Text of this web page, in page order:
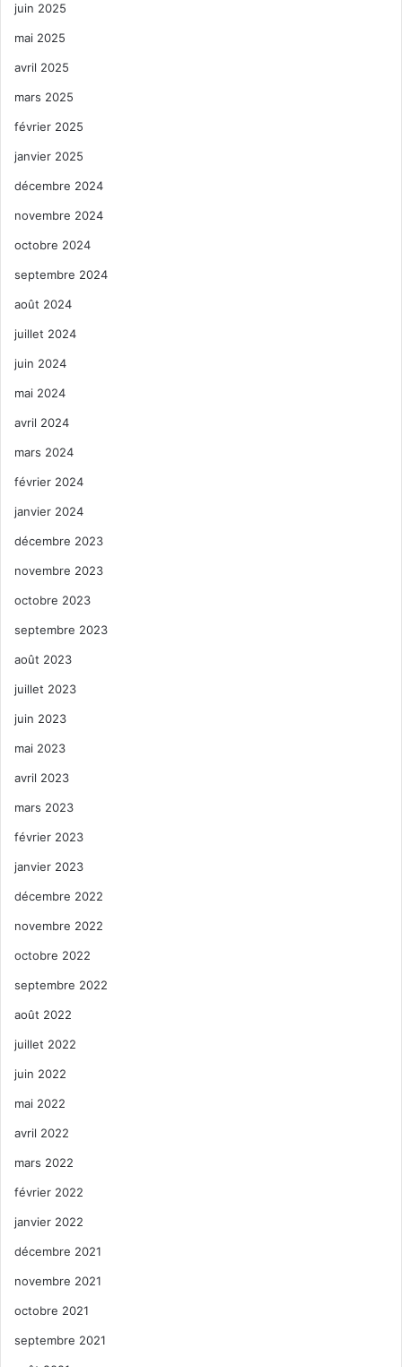
juin 2025
mai 2025
avril 2025
mars 2025
février 2025
janvier 2025
décembre 2024
novembre 2024
octobre 2024
septembre 2024
août 2024
juillet 2024
juin 2024
mai 2024
avril 2024
mars 2024
février 2024
janvier 2024
décembre 2023
novembre 2023
octobre 2023
septembre 2023
août 2023
juillet 2023
juin 2023
mai 2023
avril 2023
mars 2023
février 2023
janvier 2023
décembre 2022
novembre 2022
octobre 2022
septembre 2022
août 2022
juillet 2022
juin 2022
mai 2022
avril 2022
mars 2022
février 2022
janvier 2022
décembre 2021
novembre 2021
octobre 2021
septembre 2021